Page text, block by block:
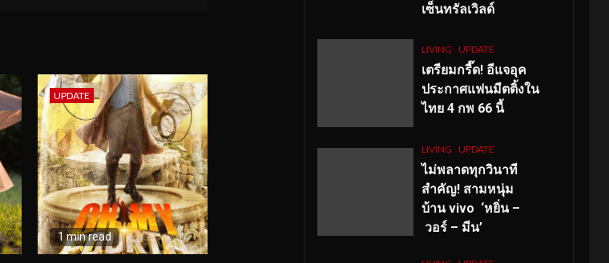
UPDATE
1 min read
เซ็นทรัลเวิลด์
LIVING UPDATE
เตรียมกรี๊ด! อีแจอุค
ประกาศแฟนมีตติ้งใน
ไทย 4 กพ 66 นี้
LIVING UPDATE
ไม่พลาดทุกวินาที
สำคัญ! สามหนุ่ม
บ้าน vivo ‘หยิ่น –
วอร์ – มีน’